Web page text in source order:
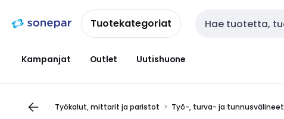
navigointiinsisältöönTuotekategoriat Haku
Kampanjat Outlet Uutishuone
Työkalut, mittarit ja paristot Työ-, turva- ja tunnusvälineet